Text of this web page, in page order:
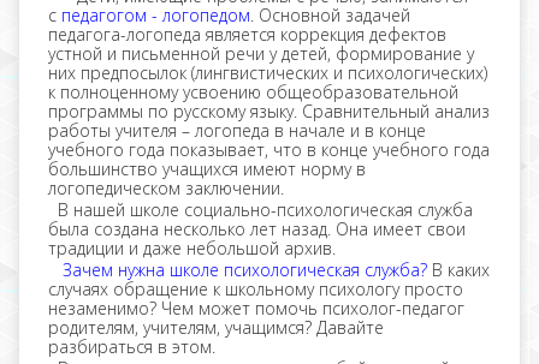
с педагогом - логопедом. Основной задачей
педагога-логопеда является коррекция дефектов
устной и письменной речи у детей, формирование у
них предпосылок (лингвистических и психологических)
к полноценному усвоению общеобразовательной
программы по русскому языку. Сравнительный анализ
работы учителя – логопеда в начале и в конце
учебного года показывает, что в конце учебного года
большинство учащихся имеют норму в
логопедическом заключении.
В нашей школе социально-психологическая служба
была создана несколько лет назад. Она имеет свои
традиции и даже небольшой архив.
Зачем нужна школе психологическая служба? В каких
случаях обращение к школьному психологу просто
незаменимо? Чем может помочь психолог-педагог
родителям, учителям, учащимся? Давайте
разбираться в этом.